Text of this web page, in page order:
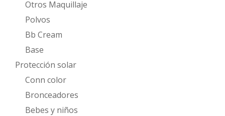
Otros Maquillaje
Polvos
Bb Cream
Base
Protección solar
Conn color
Bronceadores
Bebes y niños